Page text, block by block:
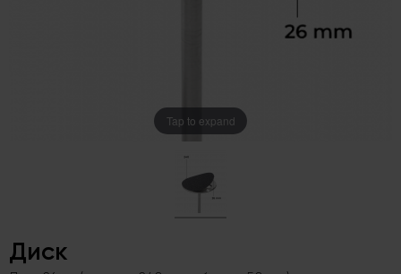
Tap to expand
Диск